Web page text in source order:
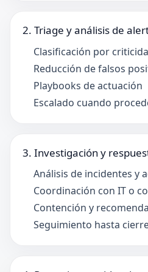
2. Triage y análisis de
Clasificación por
Reducción de falsos
Playbooks de actuación
Escalado cuando
3. Investigación y
Análisis de incidentes y
Coordinación con IT o
Contención y
Seguimiento hasta